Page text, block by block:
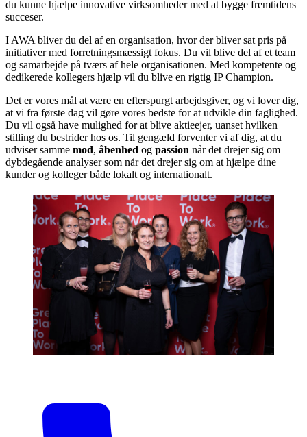
du kunne hjælpe innovative virksomheder med at bygge fremtidens
succeser.
I AWA bliver du del af en organisation, hvor der bliver sat pris på
initiativer med forretningsmæssigt fokus. Du vil blive del af et team
og samarbejde på tværs af hele organisationen. Med kompetente og
dedikerede kollegers hjælp vil du blive en rigtig IP Champion.
Det er vores mål at være en efterspurgt arbejdsgiver, og vi lover dig,
at vi fra første dag vil gøre vores bedste for at udvikle din faglighed.
Du vil også have mulighed for at blive aktieejer, uanset hvilken
stilling du bestrider hos os. Til gengæld forventer vi af dig, at du
udviser samme mod, åbenhed og passion når det drejer sig om
dybdegående analyser som når det drejer sig om at hjælpe dine
kunder og kolleger både lokalt og internationalt.